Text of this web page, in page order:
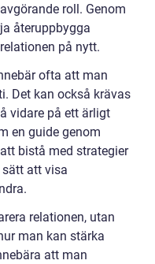
roll. Genom
återuppbygga
på nytt.
ofta att man
Det kan också krävas
vidare på ett ärligt
en guide genom
bistå med strategier
att visa
relationen, utan
man kan stärka
att man